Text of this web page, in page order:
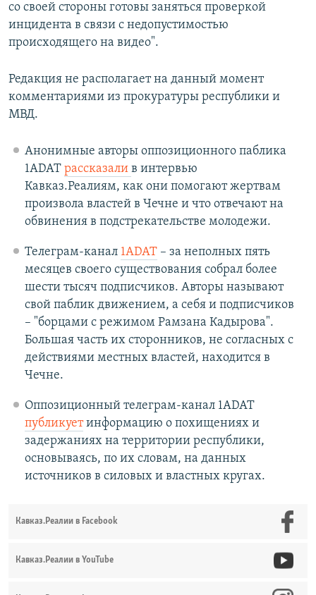
со своей стороны готовы заняться проверкой
инцидента в связи с недопустимостью
происходящего на видео".
Редакция не располагает на данный момент
комментариями из прокуратуры республики и
МВД.
Анонимные авторы оппозиционного паблика
1ADAT рассказали в интервью
Кавказ.Реалиям, как они помогают жертвам
произвола властей в Чечне и что отвечают на
обвинения в подстрекательстве молодежи.
Телеграм-канал 1ADAT– за неполных пять
месяцев своего существования собрал более
шести тысяч подписчиков. Авторы называют
свой паблик движением, а себя и подписчиков
– "борцами с режимом Рамзана Кадырова".
Большая часть их сторонников, не согласных с
действиями местных властей, находится в
Чечне.
Оппозиционный телеграм-канал 1ADAT
публикуетинформацию о похищениях и
задержаниях на территории республики,
основываясь, по их словам, на данных
источников в силовых и властных кругах.
Кавказ.Реалии в Facebook
Кавказ.Реалии в YouTube